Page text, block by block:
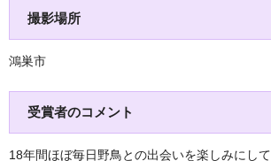
撮影場所
鴻巣市
受賞者のコメント
18年間ほぼ毎日野鳥との出会いを楽しみにし